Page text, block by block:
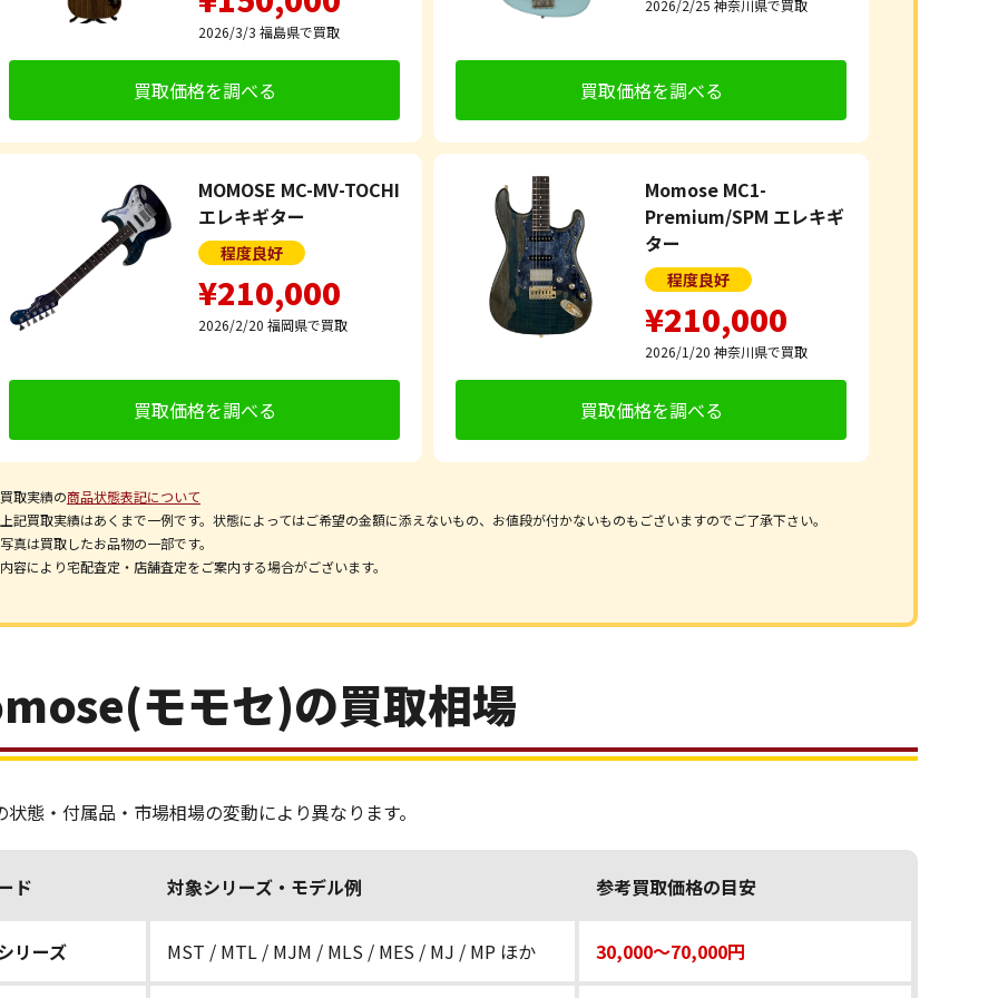
2026/3/3 福島県で買取
買取価格を調べる
2026/2/25 神奈川県で買取
買取価格を調べる
MOMOSE MC-MV-TOCHI
エレキギター
程度良好
¥210,000
2026/2/20 福岡県で買取
買取価格を調べる
Momose MC1-
Premium/SPM エレキギ
ター
程度良好
¥210,000
2026/1/20 神奈川県で買取
買取価格を調べる
取実績の商品状態表記について
記買取実績はあくまで一例です。状態によってはご希望の金額に添えないもの、お値段が付かないものもございますのでご了承下さい。
真は買取したお品物の一部です。
容により宅配査定・店舗査定をご案内する場合がございます。
モモセ)の買取相場
態・付属品・市場相場の変動により異なります。
ド 対象シリーズ・モデル例 参考買取価格の目安
リーズ MST / MTL / MJM / MLS / MES / MJ / MP ほか 30,000〜70,000円